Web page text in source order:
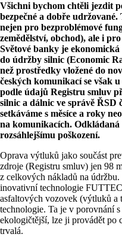
Všichni bychom chtěli jezdit
bezpečné a dobře
nejen pro bezproblémové
zemědělství, obchod), ale i
Světové banky je
do údržby silnic (Economic
než prostředky vložené do
českých komunikací se však
podle údajů Registru smluv
silnic a dálnic ve správě ŘSD
setkáváme s měsíce a roky
na komunikacích.
rozsáhlejšímu poškození.
Oprava výtluků jako součást
zdroje (Registru smluv) jen 98
z celkových nákladů na
inovativní technologie
asfaltových vozovek (výtluků
technologie. Ta je v porovnání
ekologičtější, lze ji provádět po
trvalá.